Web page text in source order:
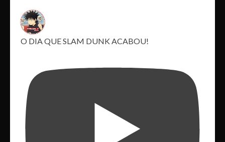
O DIA QUE SLAM DUNK ACABOU!